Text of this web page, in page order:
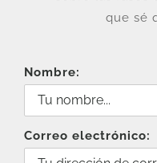
que sé
Nombre:
Correo electrónico: